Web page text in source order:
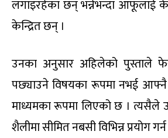
लगाइरहेका छन् भन्नेभन्दा आफूलाई
केन्द्रित छन् ।
उनका अनुसार अहिलेको पुस्ताले
पछ्याउने विषयका रूपमा नभई आफ्नै
माध्यमका रूपमा लिएको छ । त्यसैले
शैलीमा सीमित नबसी विभिन्न प्रयोग